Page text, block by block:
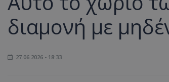
διαμονή με
27.06.2026 - 18:33